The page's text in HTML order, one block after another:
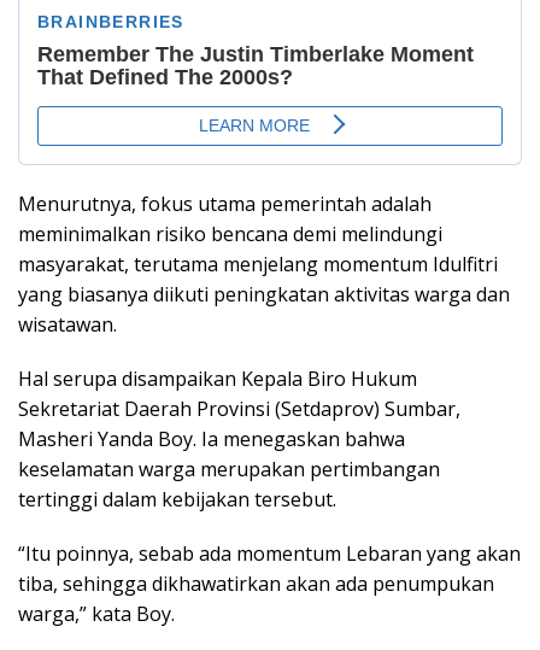
Menurutnya, fokus utama pemerintah adalah
meminimalkan risiko bencana demi melindungi
masyarakat, terutama menjelang momentum Idulfitri
yang biasanya diikuti peningkatan aktivitas warga dan
wisatawan.
Hal serupa disampaikan Kepala Biro Hukum
Sekretariat Daerah Provinsi (Setdaprov) Sumbar,
Masheri Yanda Boy. Ia menegaskan bahwa
keselamatan warga merupakan pertimbangan
tertinggi dalam kebijakan tersebut.
“Itu poinnya, sebab ada momentum Lebaran yang akan
tiba, sehingga dikhawatirkan akan ada penumpukan
warga,” kata Boy.